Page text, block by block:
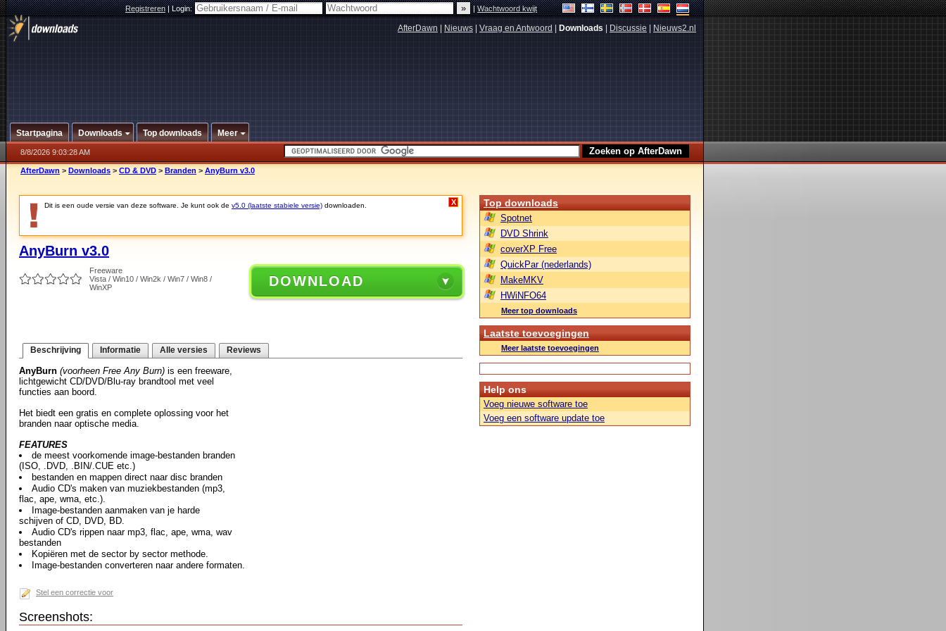
Registreren|Login: |Wachtwoord kwijt
AfterDawn Nieuws Vraag en Antwoord Downloads Discussie Nieuws2.nl
Startpagina Downloads Top downloads Meer
8/8/2026 9:03:28 AM
AfterDawn > Downloads > CD & DVD > Branden > AnyBurn v3.0
Dit is een oude versie van deze software. Je kunt ook de v5.0 (laatste stabiele versie) downloaden. X
AnyBurn v3.0
Freeware
Vista / Win10 / Win2k / Win7 / Win8 /
WinXP
DOWNLOAD
Beschrijving Informatie Alle versies Reviews
AnyBurn (voorheen Free Any Burn) is een freeware,
lichtgewicht CD/DVD/Blu-ray brandtool met veel
functies aan boord.
Het biedt een gratis en complete oplossing voor het
branden naar optische media.
FEATURES
de meest voorkomende image-bestanden branden
(ISO, .DVD, .BIN/.CUE etc.)
bestanden en mappen direct naar disc branden
Audio CD's maken van muziekbestanden (mp3,
flac, ape, wma, etc.).
Image-bestanden aanmaken van je harde
schijven of CD, DVD, BD.
Audio CD's rippen naar mp3, flac, ape, wma, wav
bestanden
Kopiëren met de sector by sector methode.
Image-bestanden converteren naar andere formaten.
Stel een correctie voor
Screenshots:
Top downloads
Spotnet
DVD Shrink
coverXP Free
QuickPar (nederlands)
MakeMKV
HWiNFO64
Meer top downloads
Laatste toevoegingen
Meer laatste toevoegingen
Help ons
Voeg nieuwe software toe
Voeg een software update toe